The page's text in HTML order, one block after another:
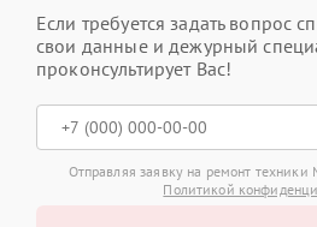
Если требуется задать вопрос
свои данные и дежурный
проконсультирует Вас!
Отправляя заявку на ремонт техники
Политикой